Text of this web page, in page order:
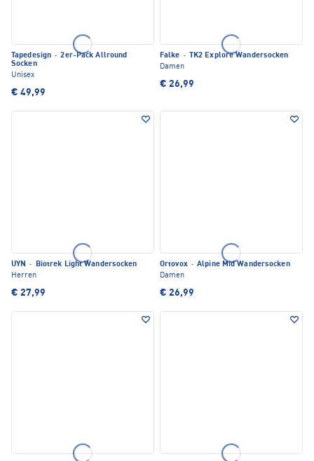
Tapedesign · 2er-Pack Allround
Socken
Unisex
€ 49,99
Falke ·
TK2 Explore Wandersocken
Damen
€ 26,99
UYN ·
Biotrek Light Wandersocken
Herren
€ 27,99
Ortovox · Alpine Mid Wandersocken
Damen
€ 26,99